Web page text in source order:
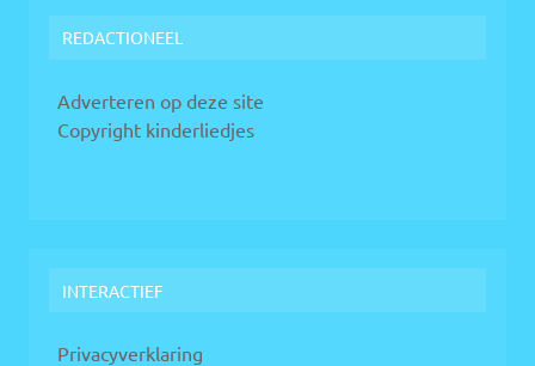
REDACTIONEEL
Adverteren op deze site
Copyright kinderliedjes
INTERACTIEF
Privacyverklaring